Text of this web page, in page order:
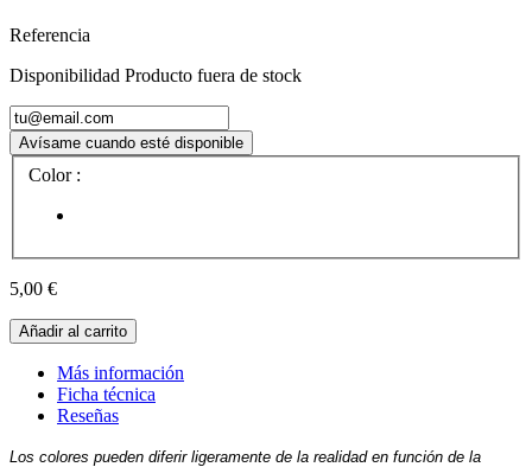
Referencia
Disponibilidad Producto fuera de stock
Avísame cuando esté disponible
Color :
5,00 €
Añadir al carrito
Más información
Ficha técnica
Reseñas
Los colores pueden diferir ligeramente de la realidad en función de la